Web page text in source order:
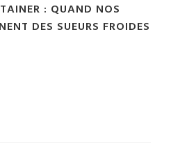
: QUAND NOS
DES SUEURS FROIDES